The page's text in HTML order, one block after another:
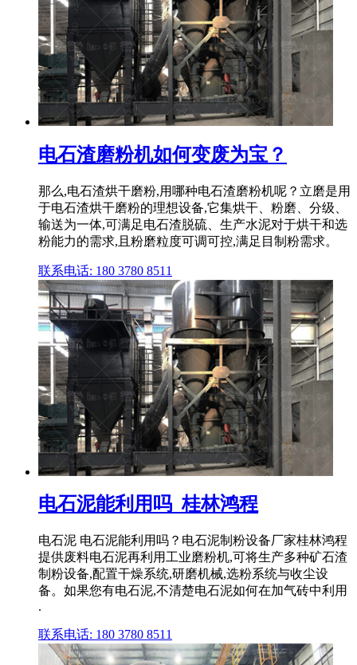
电石渣磨粉机如何变废为宝？
那么,电石渣烘干磨粉,用哪种电石渣磨粉机呢？立磨是用
于电石渣烘干磨粉的理想设备,它集烘干、粉磨、分级、
输送为一体,可满足电石渣脱硫、生产水泥对于烘干和选
粉能力的需求,且粉磨粒度可调可控,满足目制粉需求。
联系电话: 180 3780 8511
电石泥能利用吗_桂林鸿程
电石泥 电石泥能利用吗？电石泥制粉设备厂家桂林鸿程
提供废料电石泥再利用工业磨粉机,可将生产多种矿石渣
制粉设备,配置干燥系统,研磨机械,选粉系统与收尘设
备。如果您有电石泥,不清楚电石泥如何在加气砖中利用
.
联系电话: 180 3780 8511